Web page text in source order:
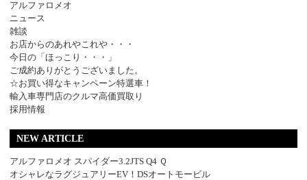
アルファロメオ
ニュース
雑談
お店からのあれやこれや・・・
今日の「ほっこり・・・」
ご成約ありがとうございました。
☆お買い得なキャンペーン特選車！
輸入車専門店のクルマ高価買取り
採用情報
NEW ARTICLE
アルファロメオ スパイダー3.2JTS Q4 Ｑ
オシャレなラグジュアリーEV！DSオートモービル